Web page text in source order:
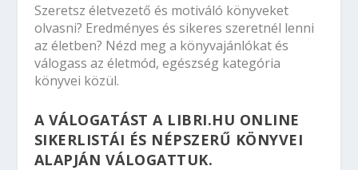
Szeretsz életvezető és motiváló könyveket
olvasni? Eredményes és sikeres szeretnél lenni
az életben? Nézd meg a könyvajánlókat és
válogass az életmód, egészség kategória
könyvei közül.
A VÁLOGATÁST A LIBRI.HU ONLINE
SIKERLISTÁI ÉS NÉPSZERŰ KÖNYVEI
ALAPJÁN VÁLOGATTUK.